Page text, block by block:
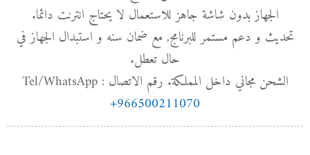
الجهاز بدون شاشة جاهز للاستعمال لا يحتاج انترنت دائما.
تحديث و دعم مستمر للبرنامج, مع ضمان سنه و استبدال الجهاز في
حال تعطل.
الشحن مجاني داخل المملكة. رقم الاتصال : Tel/WhatsApp
+966500211070